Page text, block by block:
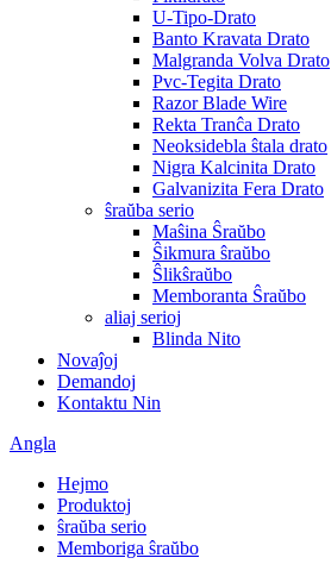
U-Tipo-Drato
Banto Kravata Drato
Malgranda Volva Drato
Pvc-Tegita Drato
Razor Blade Wire
Rekta Tranĉa Drato
Neoksidebla ŝtala drato
Nigra Kalcinita Drato
Galvanizita Fera Drato
ŝraŭba serio
Maŝina Ŝraŭbo
Ŝikmura ŝraŭbo
Ŝlikŝraŭbo
Memboranta Ŝraŭbo
aliaj serioj
Blinda Nito
Novaĵoj
Demandoj
Kontaktu Nin
Angla
Hejmo
Produktoj
ŝraŭba serio
Memboriga ŝraŭbo